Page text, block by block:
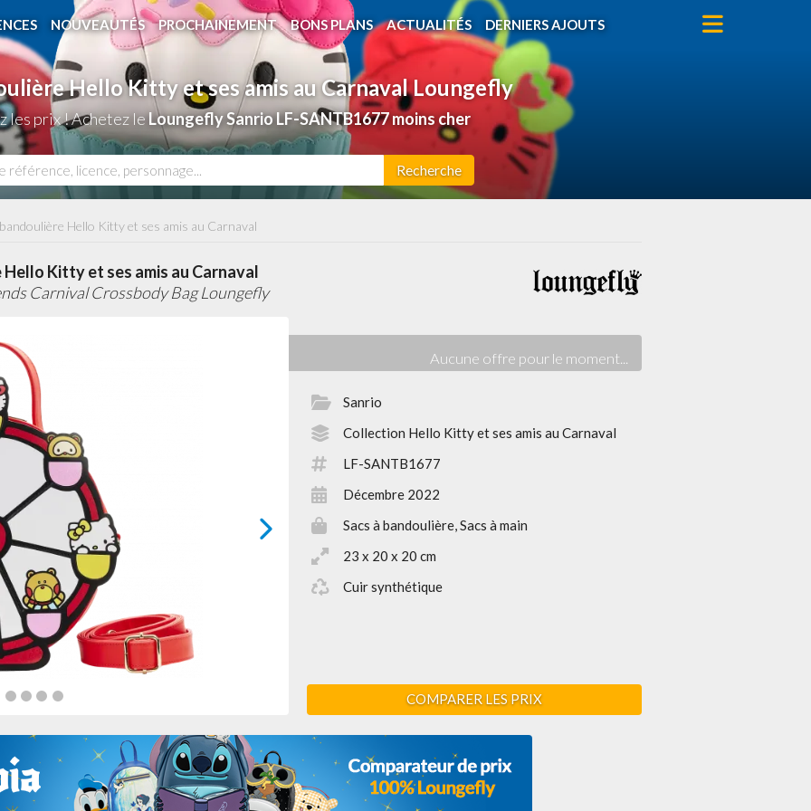
NOUVEAUTÉS PROCHAINEMENT BONS PLANS ACTUALITÉS DERNIERS AJOUTS
Hello Kitty et ses amis au Carnaval Loungefly
les prix ! Achetez leLoungefly Sanrio LF-SANTB1677 moins cher
Recherche
Hello Kitty et ses amis au Carnaval
Hello Kitty et ses amis au Carnaval
Carnival Crossbody Bag Loungefly
Sanrio
Collection Hello Kitty et ses amis au Carnaval
LF-SANTB1677
Décembre 2022
Sacs à bandoulière, Sacs à main
23 x 20 x 20 cm
Cuir synthétique
COMPARER LES PRIX